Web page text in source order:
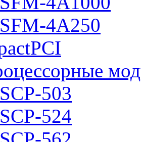
SFM-4A250
SCP-503
SCP-524